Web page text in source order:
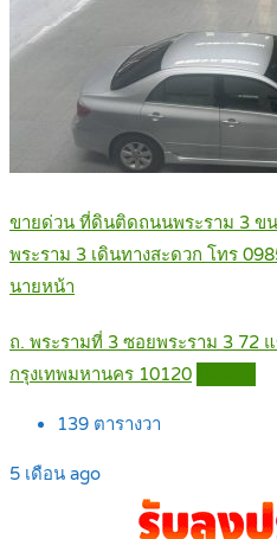
ขายด่วน ที่ดินติดถนนพระราม 3 ข
พระราม 3 เดินทางสะดวก โทร
นายหน้า
ถ. พระรามที่ 3 ซอยพระราม 3 72
กรุงเทพมหานคร 10120
139 ตารางวา
5 เดือน ago